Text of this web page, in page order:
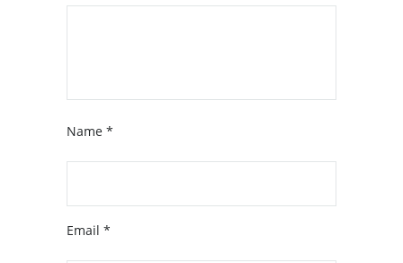
Name *
Email *